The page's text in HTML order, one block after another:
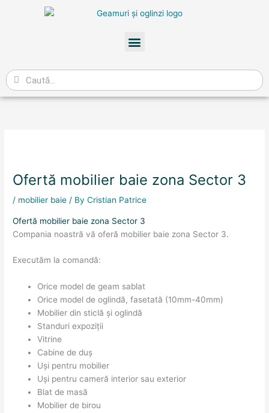
Meniu
Caută
Ofertă mobilier baie zona Sector 3
/ mobilier baie / ByCristian Patrice
Ofertă mobilier baie zona Sector 3
Compania noastră vă oferă mobilier baie zona Sector 3.
Executăm la comandă:
Orice model de geam sablat
Orice model de oglindă, fasetată (10mm-40mm)
Mobilier din sticlă și oglindă
Standuri expoziții
Vitrine
Cabine de duș
Uși pentru mobilier
Uși pentru cameră interior sau exterior
Blat de masă
Mobilier de birou